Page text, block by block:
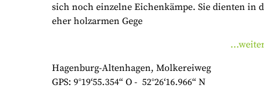
sich noch einzelne Eichenkämpe. Sie dienten in
eher holzarmen Gege
Hagenburg-Altenhagen, Molkereiweg
GPS: 9°19‘55.354“ O - 52°26‘16.966“ N